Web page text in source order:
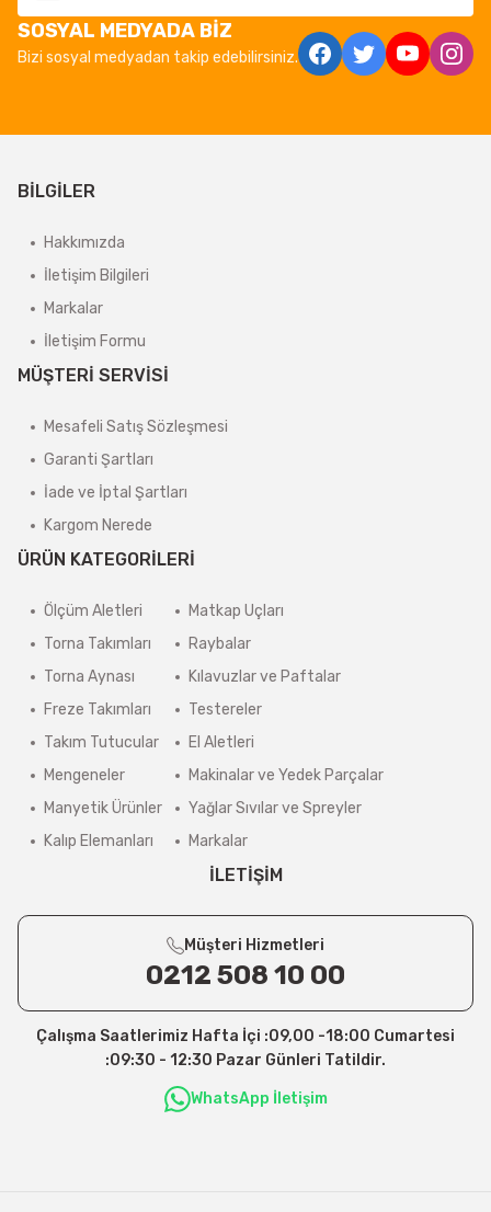
SOSYAL MEDYADA BİZ
Bizi sosyal medyadan takip edebilirsiniz.
BİLGİLER
Hakkımızda
İletişim Bilgileri
Markalar
İletişim Formu
MÜŞTERİ SERVİSİ
Mesafeli Satış Sözleşmesi
Garanti Şartları
İade ve İptal Şartları
Kargom Nerede
ÜRÜN KATEGORİLERİ
Ölçüm Aletleri
Torna Takımları
Torna Aynası
Freze Takımları
Takım Tutucular
Mengeneler
Manyetik Ürünler
Kalıp Elemanları
Matkap Uçları
Raybalar
Kılavuzlar ve Paftalar
Testereler
El Aletleri
Makinalar ve Yedek Parçalar
Yağlar Sıvılar ve Spreyler
Markalar
İLETİŞİM
Müşteri Hizmetleri
0212 508 10 00
Çalışma Saatlerimiz Hafta İçi :09,00 -18:00 Cumartesi
:09:30 - 12:30 Pazar Günleri Tatildir.
WhatsApp İletişim